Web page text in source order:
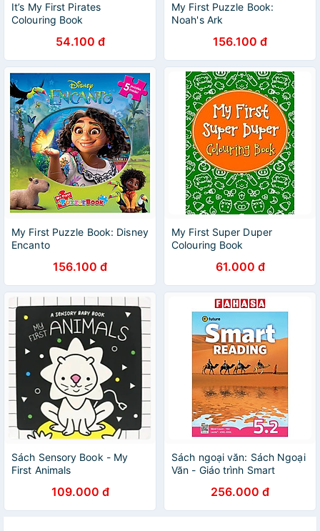
It’s My First Pirates
Colouring Book
54.100 đ
My First Puzzle Book:
Noah's Ark
156.100 đ
My First Puzzle Book: Disney
Encanto
156.100 đ
My First Super Duper
Colouring Book
61.000 đ
Sách Sensory Book - My
First Animals
109.000 đ
Sách ngoại văn: Sách Ngoại
Văn - Giáo trình Smart
256.000 đ